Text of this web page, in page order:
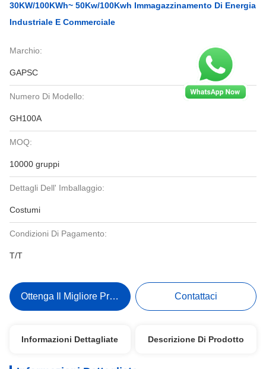
30KW/100KWh~ 50Kw/100Kwh Immagazzinamento Di Energia
Industriale E Commerciale
Marchio:
GAPSC
Numero Di Modello:
GH100A
MOQ:
10000 gruppi
Dettagli Dell' Imballaggio:
Costumi
Condizioni Di Pagamento:
T/T
Ottenga Il Migliore Prezzo Contattaci
Informazioni Dettagliate Descrizione Di Prodotto